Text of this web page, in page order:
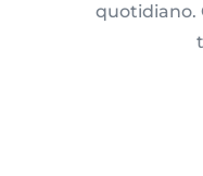
quotidiano.